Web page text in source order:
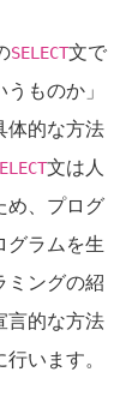
SELECT文で
ものか」
体的な方法
文は人
め、プログ
グラムを生
ミングの紹
言的な方法
います。